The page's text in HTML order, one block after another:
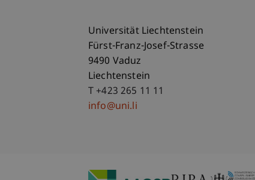
Universität Liechtenstein
Fürst-Franz-Josef-Strasse
9490 Vaduz
Liechtenstein
T +423 265 11 11
info@uni.li